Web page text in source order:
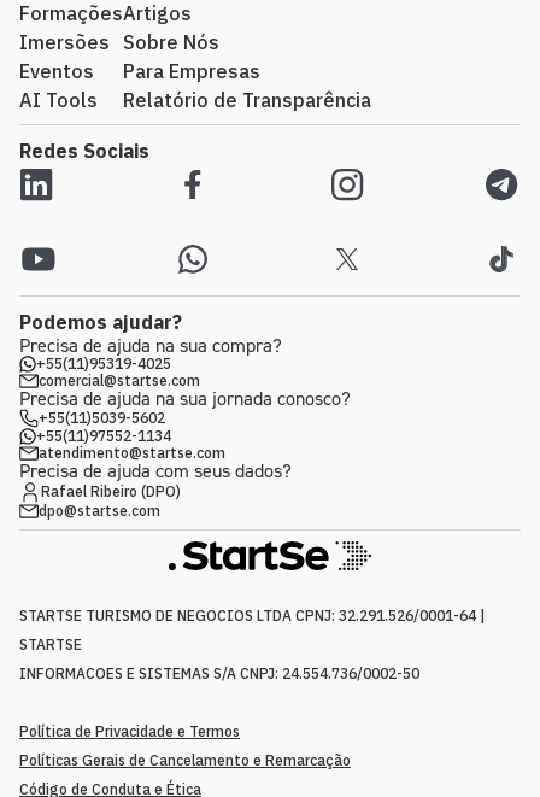
Formações
Imersões
Eventos
AI Tools
Artigos
Sobre Nós
Para Empresas
Relatório de Transparência
Redes Sociais
Podemos ajudar?
Precisa de ajuda na sua compra?
+55(11)95319-4025
comercial@startse.com
Precisa de ajuda na sua jornada conosco?
+55(11)5039-5602
+55(11)97552-1134
atendimento@startse.com
Precisa de ajuda com seus dados?
Rafael Ribeiro (DPO)
dpo@startse.com
STARTSE TURISMO DE NEGOCIOS LTDA CPNJ: 32.291.526/0001-64 |
STARTSE
INFORMACOES E SISTEMAS S/A CNPJ: 24.554.736/0002-50
Política de Privacidade e Termos
Políticas Gerais de Cancelamento e Remarcação
Código de Conduta e Ética